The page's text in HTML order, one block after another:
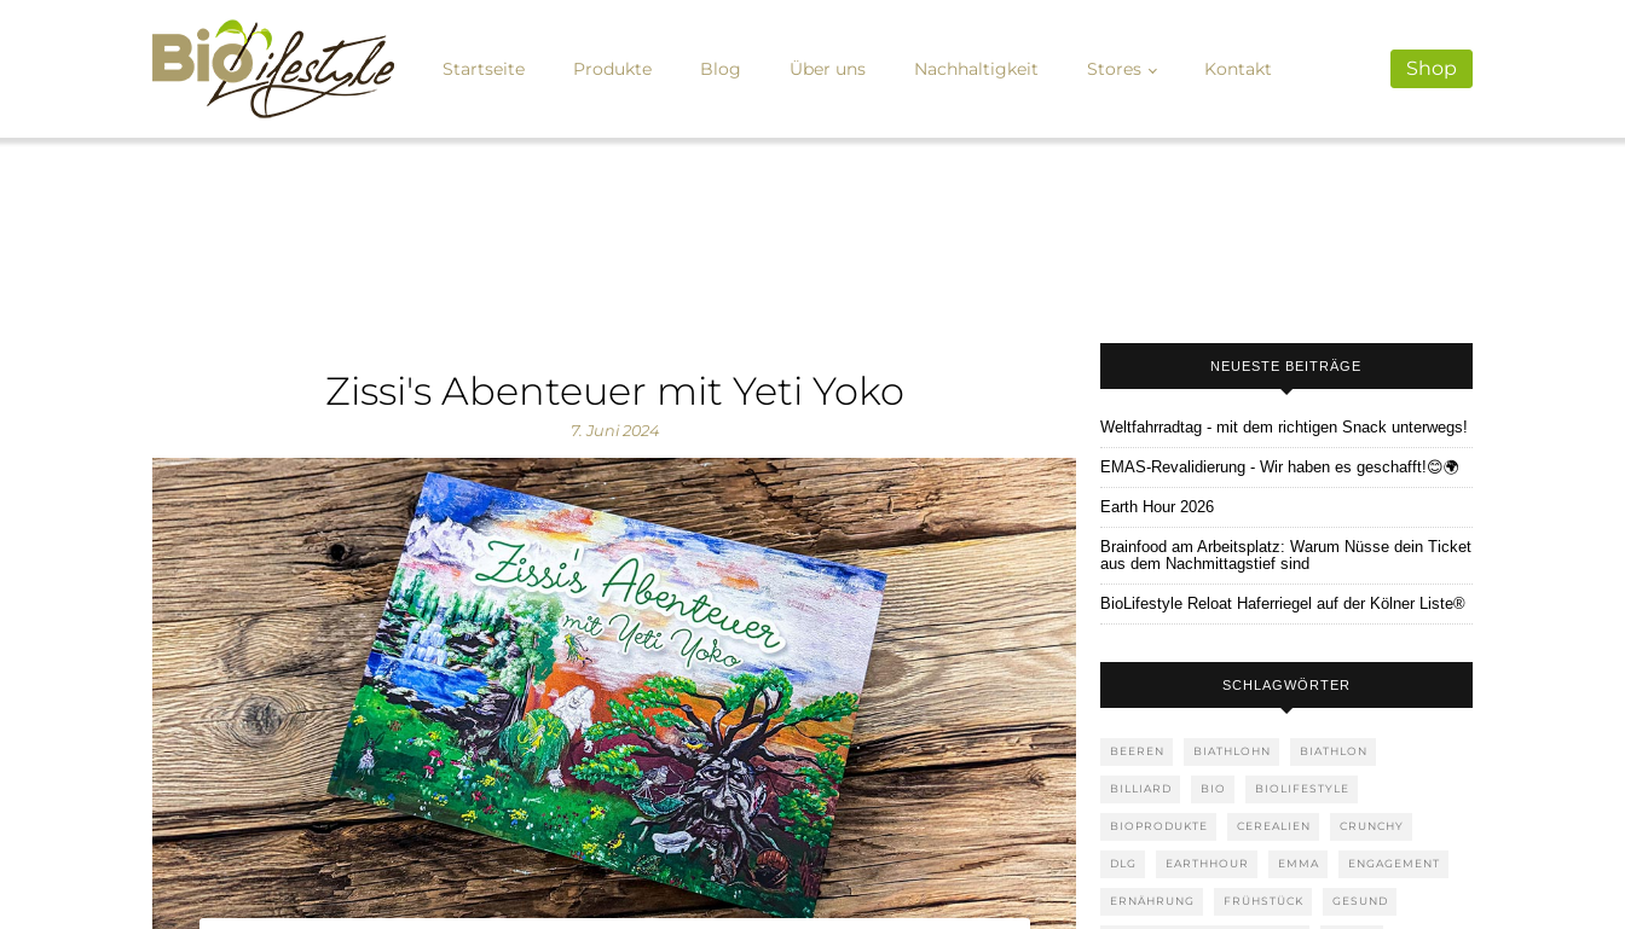
Startseite Produkte Blog Über uns Nachhaltigkeit Stores Kontakt Shop
Zissi's Abenteuer mit Yeti Yoko
7. Juni 2024
NEUESTE BEITRÄGE
Weltfahrradtag - mit dem richtigen Snack unterwegs!
EMAS-Revalidierung - Wir haben es geschafft!😊🌍
Earth Hour 2026
Brainfood am Arbeitsplatz: Warum Nüsse dein Ticket
aus dem Nachmittagstief sind
BioLifestyle Reloat Haferriegel auf der Kölner Liste®
SCHLAGWÖRTER
BEEREN BIATHLOHN BIATHLON
BILLIARD BIO BIOLIFESTYLE
BIOPRODUKTE CEREALIEN CRUNCHY
DLG EARTHHOUR EMMA ENGAGEMENT
ERNÄHRUNG FRÜHSTÜCK GESUND